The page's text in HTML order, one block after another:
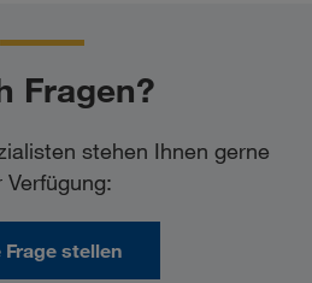
Fragen?
stehen Ihnen gerne
Verfügung:
Frage stellen